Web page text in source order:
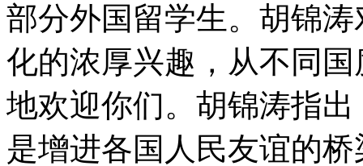
部分外国留学生。胡锦
化的浓厚兴趣，从不同
地欢迎你们。胡锦涛指
是增进各国人民友谊的